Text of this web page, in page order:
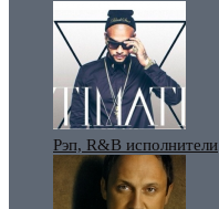
Рэп, R&B исполнители